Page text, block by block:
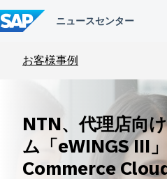
ン
テ
お客様事例
NTN、代理店向
ム「eWINGS III
Commerce